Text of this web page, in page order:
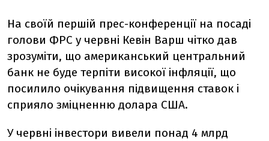
На своїй першій прес-конференції на посаді
голови ФРС у червні Кевін Варш чітко дав
зрозуміти, що американський центральний
банк не буде терпіти високої інфляції, що
посилило очікування підвищення ставок і
сприяло зміцненню долара США.
У червні інвестори вивели понад 4 млрд